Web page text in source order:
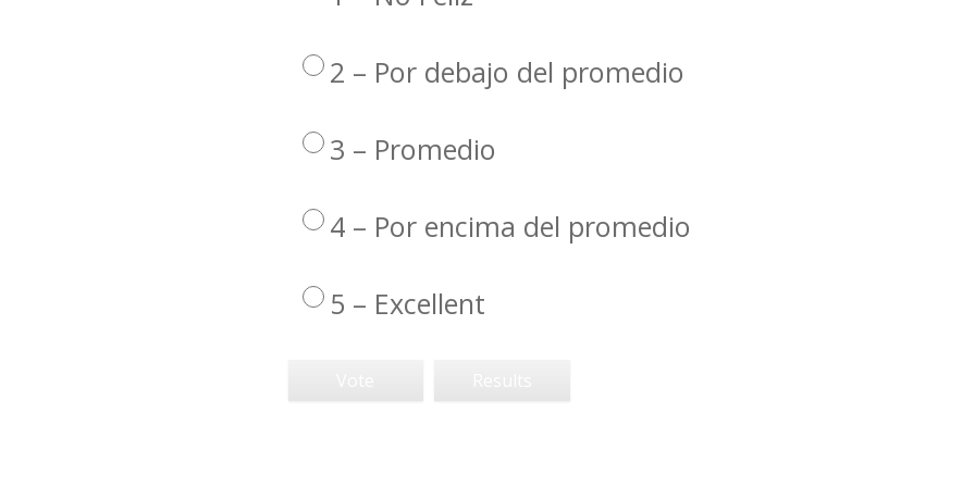
2 – Por debajo del promedio
3 – Promedio
4 – Por encima del promedio
5 – Excellent